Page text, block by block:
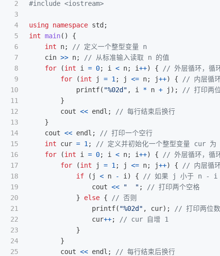
2
3
4
5
6
7
8
9
10
11
12
13
14
15
16
17
18
19
20
21
22
23
24
25
#include <iostream>
using namespace std ;
int main()
{
int
n;
// 定义一个整型变量 n
cin >> n;
// 从标准输入读取 n 的值
for
(int i = 0; i < n; i++) {
// 外层循环，循
for
(int j = 1 ; j <= n; j++) {
// 内层循
printf( "%02d" , i * n + j );
// 打印两
}
cout << endl ;
// 每行结束后换行
}
cout << endl ;
// 打印一个空行
int
cur = 1 ;
// 定义并初始化一个整型变量 cur 为
for
(int i = 0; i < n; i++) {
// 外层循环，循
for
(int j = 1 ; j <= n; j++) {
// 内层循
if
( j < n - i ) {
// 如果 j 小于 n - i
cout << "  " ;
// 打印两个空格
}
else {
// 否则
printf( "%02d" , cur);
// 打印两位数
cur++;
// cur 自增 1
}
}
cout << endl ;
// 每行结束后换行